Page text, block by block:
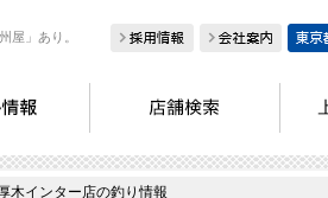
屋」あり。
木インター店の釣り情報